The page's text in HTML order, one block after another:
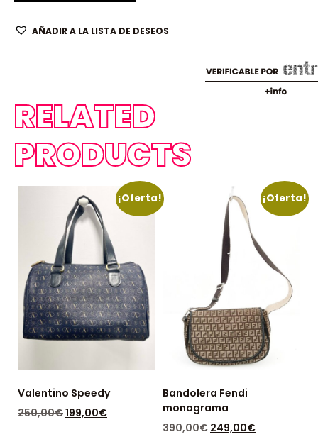
AÑADIR A LA LISTA DE DESEOS
RELATED
PRODUCTS
¡Oferta!
Valentino Speedy
250,00€199,00€
¡Oferta!
Bandolera Fendi
monograma
390,00€ 249,00€